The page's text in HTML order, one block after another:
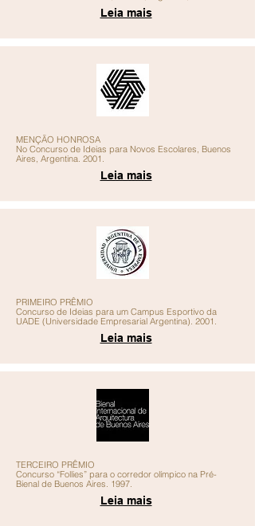
Leia mais
Leia mais
MENÇÃO HONROSA
No Concurso de Ideias para Novos Escolares, Buenos
Aires, Argentina. 2001.
Leia mais
PRIMEIRO PRÊMIO
Concurso de Ideias para um Campus Esportivo da
UADE (Universidade Empresarial Argentina). 2001.
Leia mais
TERCEIRO PRÊMIO
Concurso “Follies” para o corredor olímpico na Pré-
Bienal de Buenos Aires. 1997.